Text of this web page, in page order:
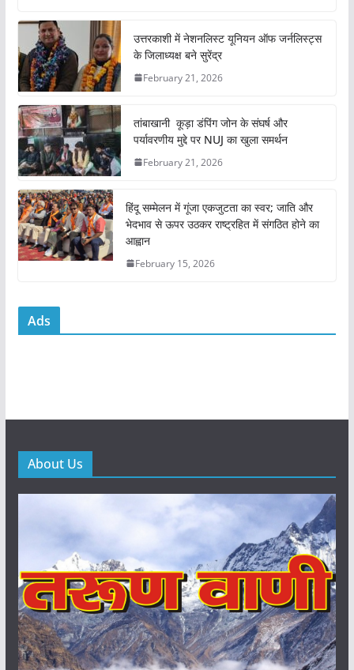
c
e
b
o
o
k
itt
er s
A
p
e
उत्तरकाशी में नेशनलिस्ट यूनियन ऑफ जर्नलिस्ट्स
के जिलाध्यक्ष बने सुरेंद्र
February 21, 2026
तांबाखानी कूड़ा डंपिंग जोन के संघर्ष और
पर्यावरणीय मुद्दे पर NUJ का खुला समर्थन
February 21, 2026
हिंदू सम्मेलन में गूंजा एकजुटता का स्वर; जाति और
भेदभाव से ऊपर उठकर राष्ट्रहित में संगठित होने का
आह्वान
February 15, 2026
Ads
About Us